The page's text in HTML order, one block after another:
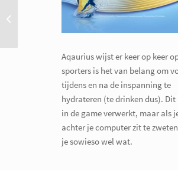
Aqaurius wijst er keer op keer
sporters is het van belang om
tijdens en na de inspanning te
hydrateren (te drinken dus). Dit
in de game verwerkt, maar als
achter je computer zit te
je sowieso wel wat.